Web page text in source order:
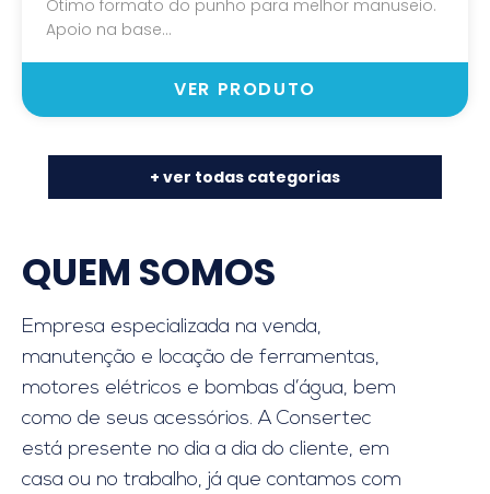
Ótimo formato do punho para melhor manuseio.
Apoio na base...
VER PRODUTO
+ ver todas categorias
QUEM SOMOS
Empresa especializada na venda,
manutenção e locação de ferramentas,
motores elétricos e bombas d’água, bem
como de seus acessórios. A Consertec
está presente no dia a dia do cliente, em
casa ou no trabalho, já que contamos com